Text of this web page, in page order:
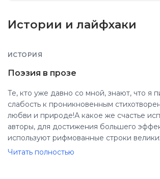
Истории и лайфхаки
ИСТОРИЯ
Поэзия в прозе
Те, кто уже давно со мной, знают, что я
слабость к проникновенным
любви и природе!А какое же счастье
авторы, для достижения большего
используют рифмованные строки
даже не представляете!Чувственный
Читать полностью